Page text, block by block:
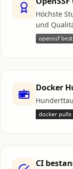
Höchste
und
Docker
CI